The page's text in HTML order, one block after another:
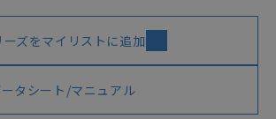
ズをマイリストに追加
タシート/マニュアル